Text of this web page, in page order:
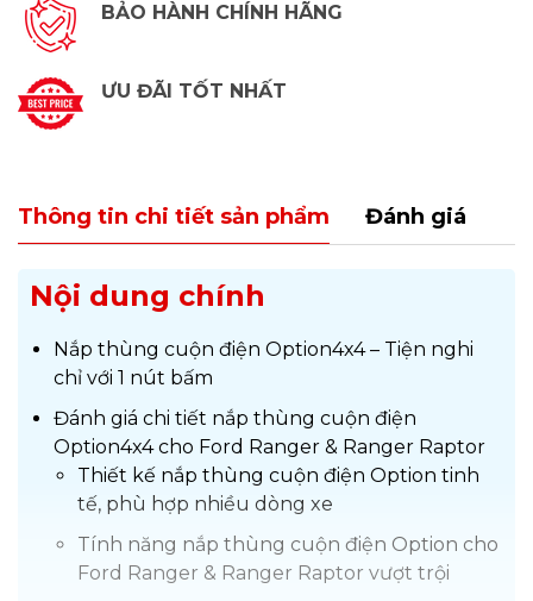
BẢO HÀNH CHÍNH HÃNG
ƯU ĐÃI TỐT NHẤT
Thông tin chi tiết sản phẩm Đánh giá
Nội dung chính
Nắp thùng cuộn điện Option4x4 – Tiện nghi
chỉ với 1 nút bấm
Đánh giá chi tiết nắp thùng cuộn điện
Option4x4 cho Ford Ranger & Ranger Raptor
Thiết kế nắp thùng cuộn điện Option tinh
tế, phù hợp nhiều dòng xe
Tính năng nắp thùng cuộn điện Option cho
Ford Ranger & Ranger Raptor vượt trội